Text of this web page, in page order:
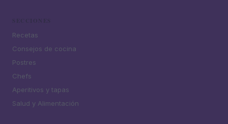
Recetas
Consejos de cocina
Postres
Chefs
Aperitivos y tapas
Salud y Alimentación